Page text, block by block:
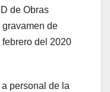
de Obras
de
del 2020
personal de la